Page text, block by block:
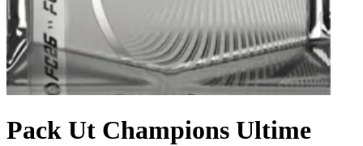
Pack Ut Champions Ultime